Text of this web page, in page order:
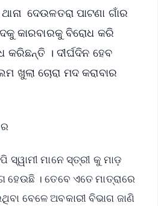
ଦେଉଳତରା ପାଟଣା ଗାଁର
କାରବାରକୁ ବିରୋଧ କରି
କରିଛନ୍ତି । ଦୀର୍ଘଦିନ ହେବ
ଖୁଲା ଚୋରା ମଦ କରାବାର
ମାନେ ସ୍ତ୍ରୀ କୁ ମାଡ଼
। ତେବେ ଏତେ ମାତ୍ରାରେ
ବେଳେ ଅବକାରୀ ବିଭାଗ ଜାଣି